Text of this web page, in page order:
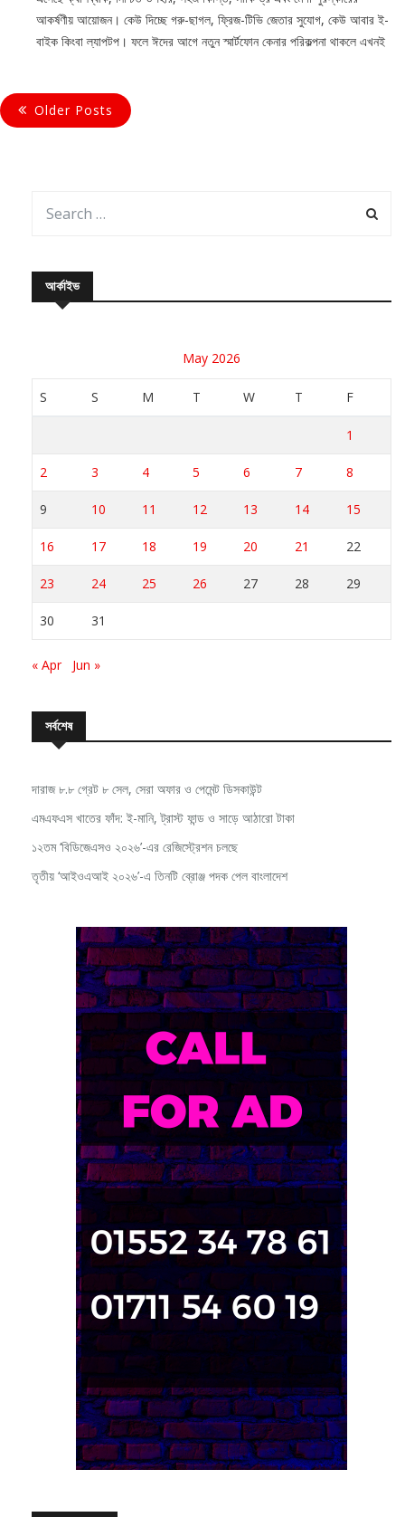
আকর্ষণীয় আয়োজন। কেউ দিচ্ছে গরু-ছাগল, ফ্রিজ-টিভি জেতার সুযোগ, কেউ আবার ই-
বাইক কিংবা ল্যাপটপ। ফলে ঈদের আগে নতুন স্মার্টফোন কেনার পরিকল্পনা থাকলে এখনই
Older Posts
আর্কাইভ
May 2026
S S M T W T F
1
2 3 4 5 6 7 8
9 10 11 12 13 14 15
16 17 18 19 20 21 22
23 24 25 26 27 28 29
30 31
« Apr Jun »
সর্বশেষ
দারাজ ৮.৮ গ্রেট ৮ সেল, সেরা অফার ও পেমেন্ট ডিসকাউন্ট
এমএফএস খাতের ফাঁদ: ই-মানি, ট্রাস্ট ফান্ড ও সাড়ে আঠারো টাকা
১২তম ‘বিডিজেএসও ২০২৬’-এর রেজিস্ট্রেশন চলছে
তৃতীয় ‘আইওএআই ২০২৬’-এ তিনটি ব্রোঞ্জ পদক পেল বাংলাদেশ